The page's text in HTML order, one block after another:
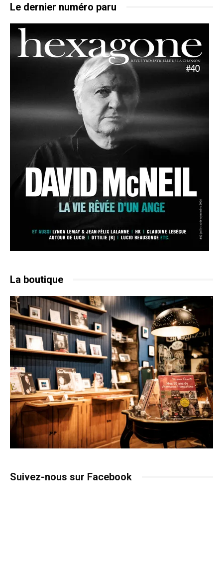
Le dernier numéro paru
La boutique
Suivez-nous sur Facebook